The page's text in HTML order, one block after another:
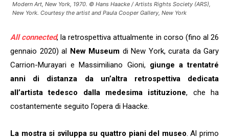
Modern Art, New York, 1970. © Hans Haacke / Artists Rights Society (ARS),
New York. Courtesy the artist and Paula Cooper Gallery, New York
All connected, la retrospettiva attualmente in corso (fino al 26
gennaio 2020) al New Museum di New York, curata da Gary
Carrion-Murayari e Massimiliano Gioni, giunge a trentatré
anni di distanza da un’altra retrospettiva dedicata
all’artista tedesco dalla medesima istituzione, che ha
costantemente seguito l’opera di Haacke.
La mostra si sviluppa su quattro piani del museo. Al primo